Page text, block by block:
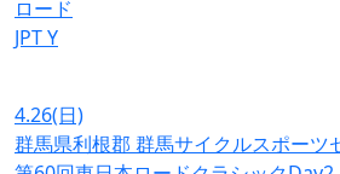
ロード
JPTY
4.26(日)
群馬県利根郡 群馬サイクルスポーツ